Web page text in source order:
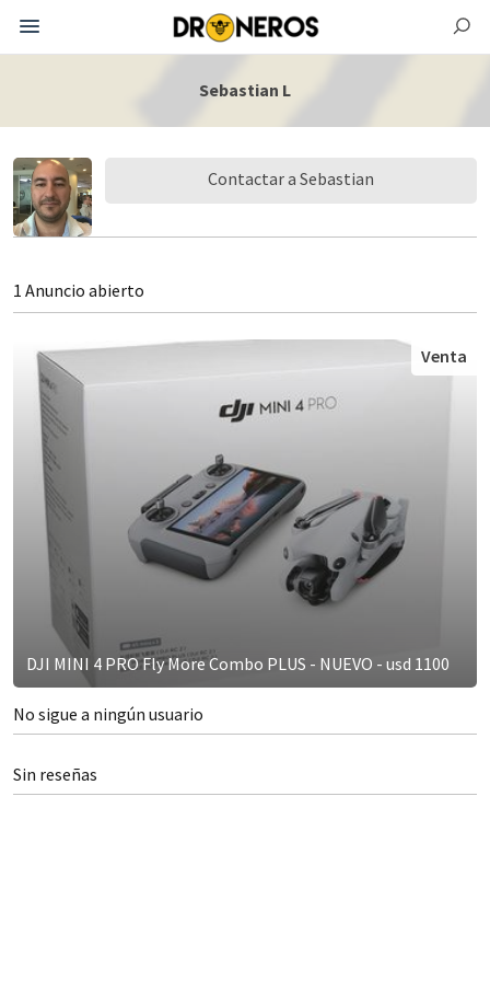
Sebastian L
Contactar a Sebastian
1 Anuncio abierto
DJI MINI 4 PRO Fly More Combo PLUS - NUEVO - usd 1100
Venta
No sigue a ningún usuario
Sin reseñas